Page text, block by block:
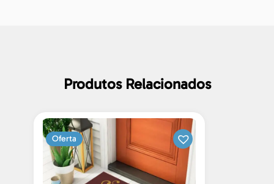
Produtos Relacionados
Oferta